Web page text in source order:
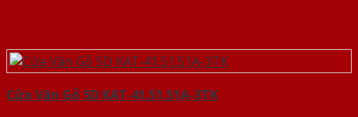
Cửa Vân Gỗ 5D KAT-41.51.51A-3TK